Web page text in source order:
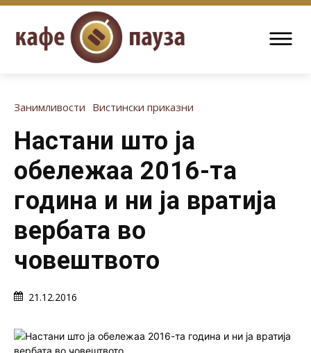
Занимливости Вистински приказни
Настани што ја
обележаа 2016-та
година и ни ја вратија
вербата во
човештвото
21.12.2016